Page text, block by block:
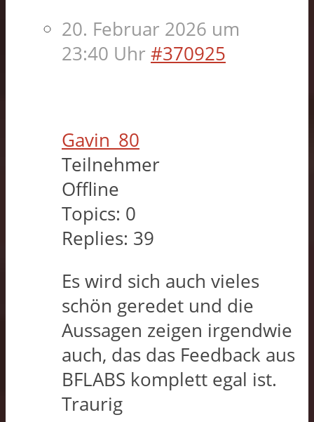
20. Februar 2026 um
23:40 Uhr #370925
Gavin_80
Teilnehmer
Offline
Topics: 0
Replies: 39
Es wird sich auch vieles
schön geredet und die
Aussagen zeigen irgendwie
auch, das das Feedback aus
BFLABS komplett egal ist.
Traurig